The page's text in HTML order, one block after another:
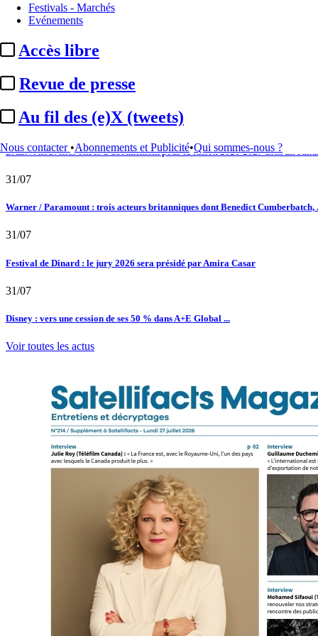
Festivals - Marchés
Evénements
Accès libre
Revue de presse
Au fil des (e)X (tweets)
Nous contacter •Abonnements et Publicité•Qui sommes-nous ?
02/08
Satellifacts : pause d'été
"L'Odyssée" : à Montpellier, le seul cinéma de France à ...
01/08
DAZN : nouvelles offres d’abonnement pour la saison 2026-2027 dont un
31/07
Warner / Paramount : trois acteurs britanniques dont Benedict Cumberbatch,
31/07
Festival de Dinard : le jury 2026 sera présidé par Amira Casar
31/07
Disney : vers une cession de ses 50 % dans A+E Global ...
Voir toutes les actus